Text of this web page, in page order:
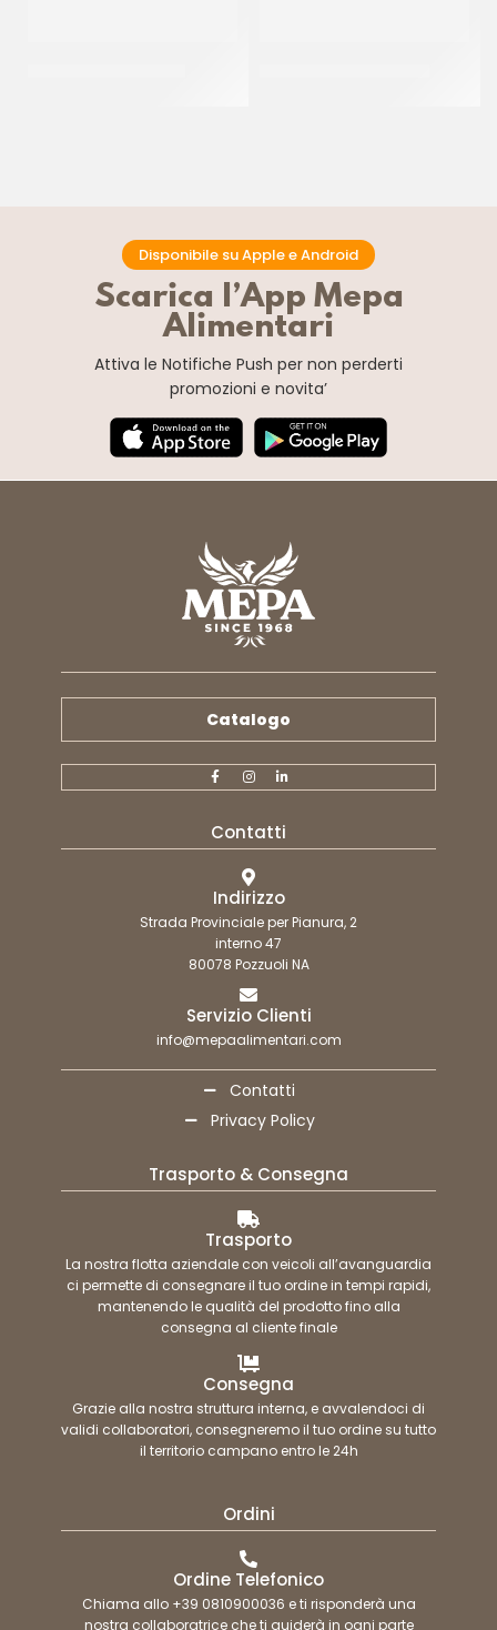
Disponibile su Apple e Android
Scarica l’App Mepa
Alimentari
Attiva le Notifiche Push per non perderti
promozioni e novita’
Catalogo
Contatti
Indirizzo
Strada Provinciale per Pianura, 2
interno 47
80078 Pozzuoli NA
Servizio Clienti
info@mepaalimentari.com
Contatti
Privacy Policy
Trasporto & Consegna
Trasporto
La nostra flotta aziendale con veicoli all’avanguardia
ci permette di consegnare il tuo ordine in tempi rapidi,
mantenendo le qualità del prodotto fino alla
consegna al cliente finale
Consegna
Grazie alla nostra struttura interna, e avvalendoci di
validi collaboratori, consegneremo il tuo ordine su tutto
il territorio campano entro le 24h
Ordini
Ordine Telefonico
Chiama allo +39 0810900036 e ti risponderà una
nostra collaboratrice che ti guiderà in ogni parte